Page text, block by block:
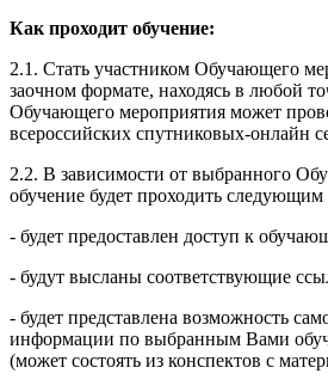
Как проходит обучение:
2.1. Стать участником Обучающего
заочном формате, находясь в любой
Обучающего мероприятия может
всероссийских спутниковых-онлайн
2.2. В зависимости от выбранного
обучение будет проходить следующим
- будет предоставлен доступ к
- будут высланы соответствующие
- будет представлена возможность
информации по выбранным Вами
(может состоять из конспектов с